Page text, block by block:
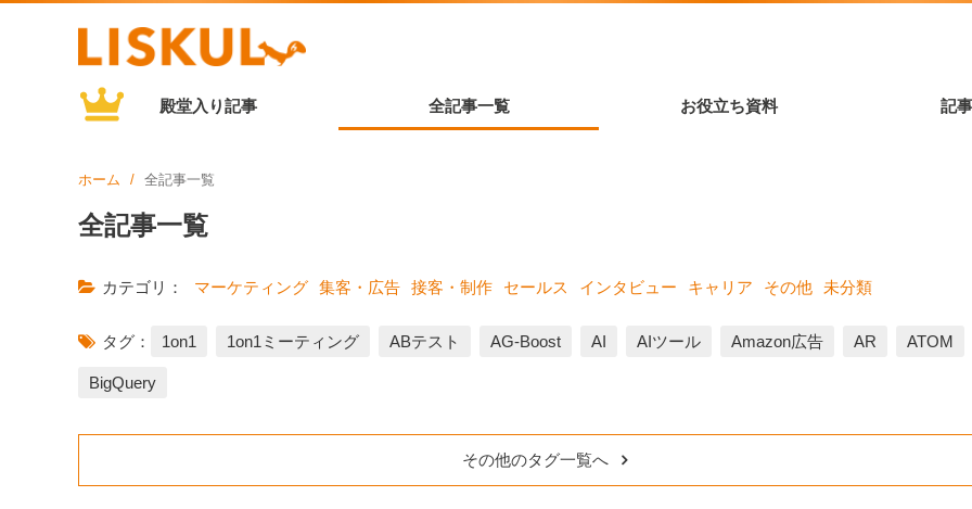
殿堂入り記事 全記事一覧 お役立ち資料 記
ホーム 全記事一覧
全記事一覧
カテゴリ： マーケティング 集客・広告 接客・制作 セールス インタビュー キャリア その他 未分類
タグ： 1on1 1on1ミーティング ABテスト AG-Boost AI AIツール Amazon広告 AR ATOM
BigQuery
その他のタグ一覧へ